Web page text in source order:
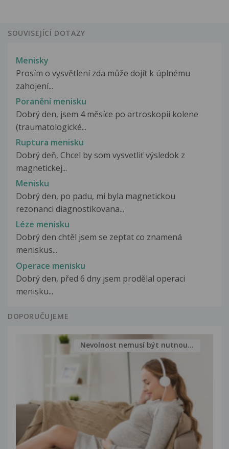
SOUVISEJÍCÍ DOTAZY
Menisky
Prosím o vysvětlení zda může dojít k úplnému
zahojení...
Poranění menisku
Dobrý den, jsem 4 měsíce po artroskopii kolene
(traumatologické...
Ruptura menisku
Dobrý deň, Chcel by som vysvetliť výsledok z
magnetickej...
Menisku
Dobrý den, po padu, mi byla magnetickou
rezonanci diagnostikovana...
Léze menisku
Dobrý den chtěl jsem se zeptat co znamená
meniskus...
Operace menisku
Dobrý den, před 6 dny jsem prodělal operaci
menisku...
DOPORUČUJEME
Nevolnost nemusí být nutnou...